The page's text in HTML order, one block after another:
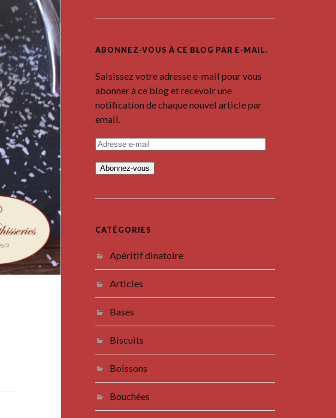
ABONNEZ-VOUS À CE BLOG PAR E-MAIL.
Saisissez votre adresse e-mail pour vous
abonner à ce blog et recevoir une
notification de chaque nouvel article par
email.
A
d
r
e
e
m
a
l
CATÉGORIES
Apéritif dinatoire
Articles
Bases
Biscuits
Boissons
Bouchées